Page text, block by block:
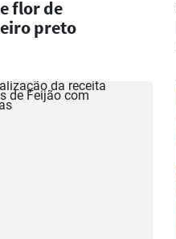
flor de
preto